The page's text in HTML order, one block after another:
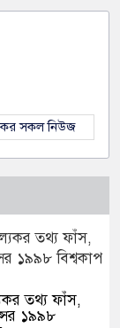
সকল নিউজ
তথ্য ফাঁস,
১৯৯৮